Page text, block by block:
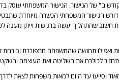
של הגישור. הגישור המשפחתי עוסק
הגישור המשפחתי הכשרה מיוחדת
חשוב שהתהליך יעשה ברגישות וייתן מענה
ואפילו תחושה שהמשפחה מתפוררת ובורחת
לכולכם את השליטה ואת העוצמה
וסייעו עד היום למאות משפחות לצאת